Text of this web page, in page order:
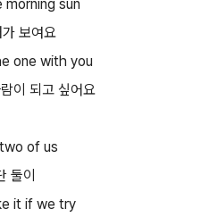
sun
보여요
one with you
이 되고 싶어요
of us
둘이
it if we try